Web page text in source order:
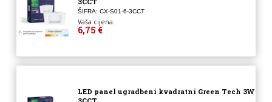
ŠIFRA: CX-S01-6-3CCT
Vaša cijena:
6,75 €
LED panel ugradbeni kvadratni Green Tech 3W